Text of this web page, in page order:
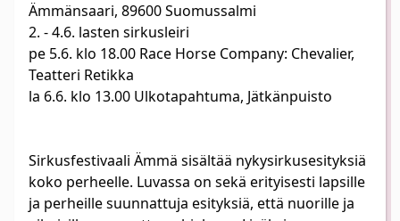
Ämmänsaari, 89600 Suomussalmi
2. - 4.6. lasten sirkusleiri
pe 5.6. klo 18.00 Race Horse Company: Chevalier,
Teatteri Retikka
la 6.6. klo 13.00 Ulkotapahtuma, Jätkänpuisto
Sirkusfestivaali Ämmä sisältää nykysirkusesityksiä
koko perheelle. Luvassa on sekä erityisesti lapsille
ja perheille suunnattuja esityksiä, että nuorille ja